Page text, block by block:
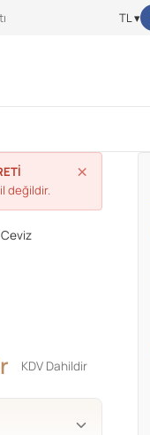
TL ▾
değildir.
×
KDV Dahildir
physical-activity/